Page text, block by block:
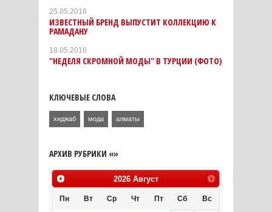
25.05.2016
ИЗВЕСТНЫЙ БРЕНД ВЫПУСТИТ КОЛЛЕКЦИЮ К
РАМАДАНУ
18.05.2016
"НЕДЕЛЯ СКРОМНОЙ МОДЫ" В ТУРЦИИ (ФОТО)
КЛЮЧЕВЫЕ СЛОВА
хиджаб мода алматы
АРХИВ РУБРИКИ «»
2026 Август
Пн Вт Ср Чт Пт Сб Вс